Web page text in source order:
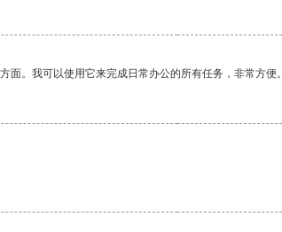
。我可以使用它来完成日常办公的所有任务，非常方便。